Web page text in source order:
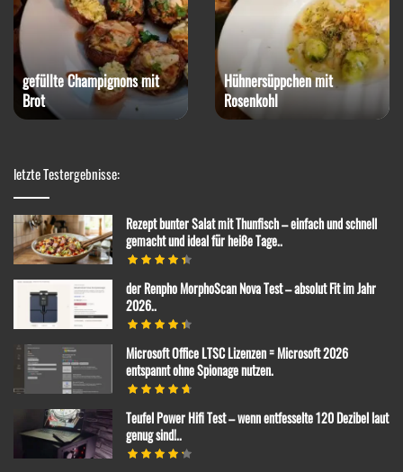
mit
Pizza mit Zwiebeln und
Thunfisch
letzte Testergebnisse:
Rezept bunter Salat mit Thunfisch – einfach und schnell
gemacht und ideal für heiße Tage..
der Renpho MorphoScan Nova Test – absolut Fit im Jahr
2026..
Microsoft Office LTSC Lizenzen = Microsoft 2026
entspannt ohne Spionage nutzen.
Teufel Power Hifi Test – wenn entfesselte 120 Dezibel laut
genug sind!..